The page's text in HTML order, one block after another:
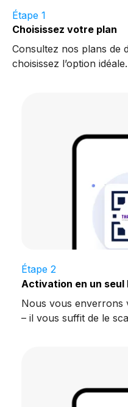
Étape 1
Choisissez votre plan
Consultez nos plans de
choisissez l’option idéale.
Étape 2
Activation en un seul
Nous vous enverrons
– il vous suffit de le